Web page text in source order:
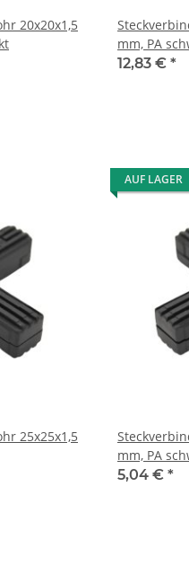
20x20x1,5
mm,
12,83 € *
25x25x1,5
AUF LAGER
mm,
5,04 € *